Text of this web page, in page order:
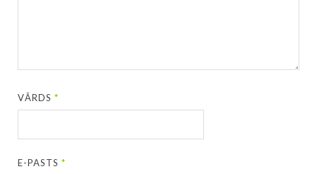
VĀRDS*
E-PASTS*